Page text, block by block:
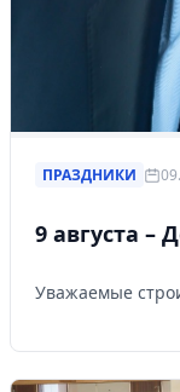
ПРАЗДНИКИ
9 августа –
Уважаемые